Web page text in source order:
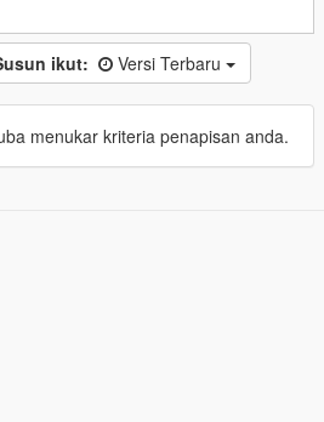
ikut: Versi Terbaru
menukar kriteria penapisan anda.